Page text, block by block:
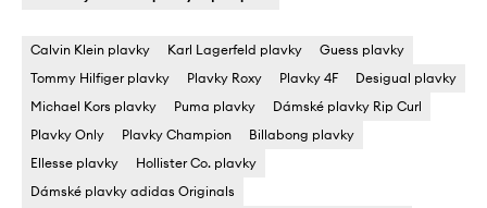
Calvin Klein plavky Karl Lagerfeld plavky
Guess plavky
Tommy Hilfiger plavky
Plavky Roxy Plavky 4F
Desigual plavky
Michael Kors plavky
Puma plavky
Dámské plavky Rip Curl
Plavky Only
Plavky Champion
Billabong plavky
Ellesse plavky
Hollister Co. plavky
Dámské plavky adidas Originals